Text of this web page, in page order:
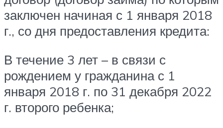
заключен начиная с 1 января 2018
г., со дня предоставления кредита:
В течение 3 лет – в связи с
рождением у гражданина с 1
января 2018 г. по 31 декабря 2022
г. второго ребенка;